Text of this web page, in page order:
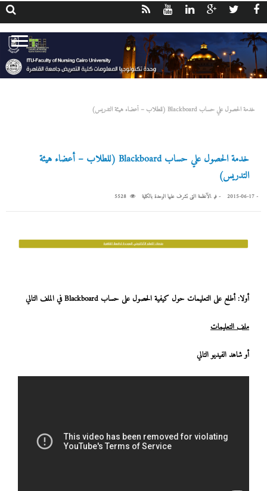
خدمة الحصول علي حساب Blackboard (للطلاب – أعضاء هيئة التدريس)
خدمة الحصول علي حساب Blackboard (للطلاب – أعضاء هيئة
التدريس)
-
2015-06-17 - ‎في الآنظمة التى تشرف عليها الوحدة بالكلية
أولا: أطلع على التعليمات حول كيفية الحصول على حساب Blackboard في الملف التالي
ملف التعليمات
أو شاهد الفيديو التالي